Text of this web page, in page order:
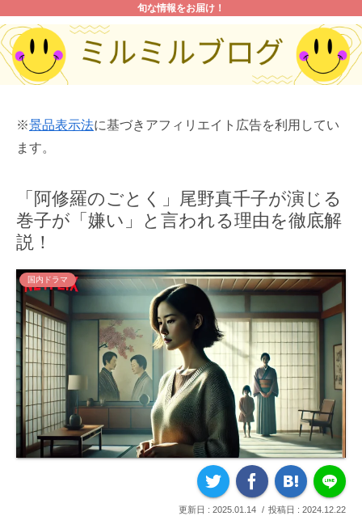
旬な情報をお届け！
※景品表示法に基づきアフィリエイト広告を利用してい
ます。
「阿修羅のごとく」尾野真千子が演じる
巻子が「嫌い」と言われる理由を徹底解
説！
国内ドラマ
2025.01.14 2024.12.22